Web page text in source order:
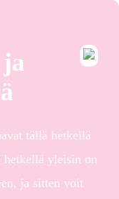
tällä hetkellä
hetkellä yleisin on
ja sitten voit